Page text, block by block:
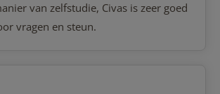
van zelfstudie, Civas is zeer goed
vragen en steun.